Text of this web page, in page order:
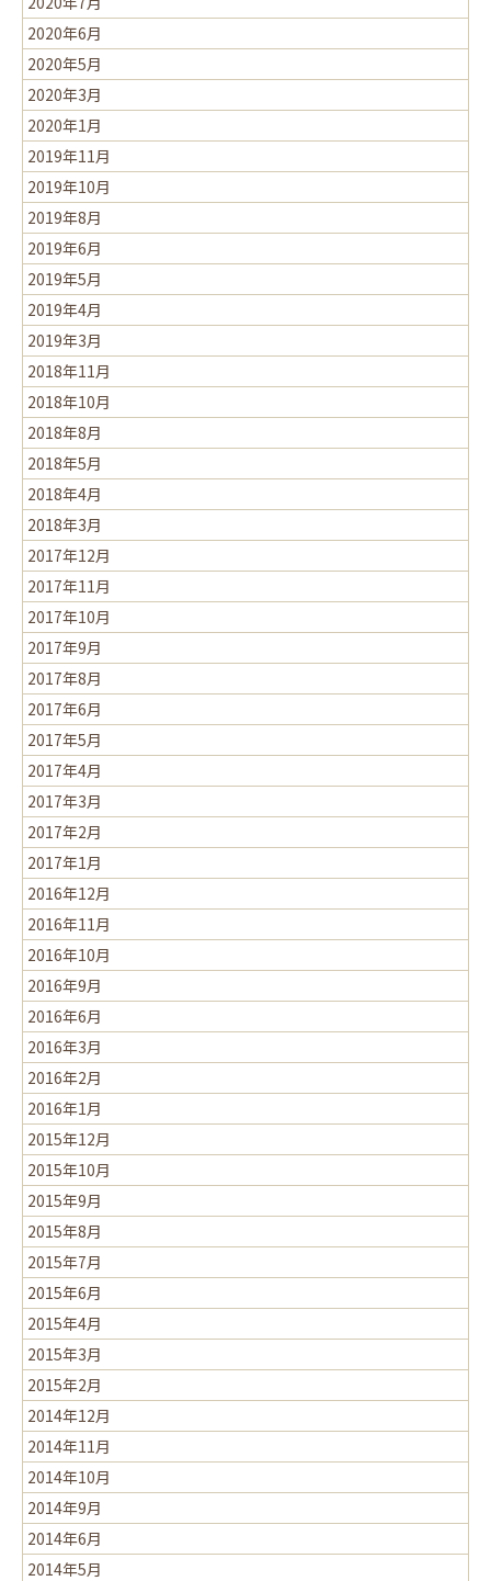
2020年6月
2020年5月
2020年3月
2020年1月
2019年11月
2019年10月
2019年8月
2019年6月
2019年5月
2019年4月
2019年3月
2018年11月
2018年10月
2018年8月
2018年5月
2018年4月
2018年3月
2017年12月
2017年11月
2017年10月
2017年9月
2017年8月
2017年6月
2017年5月
2017年4月
2017年3月
2017年2月
2017年1月
2016年12月
2016年11月
2016年10月
2016年9月
2016年6月
2016年3月
2016年2月
2016年1月
2015年12月
2015年10月
2015年9月
2015年8月
2015年7月
2015年6月
2015年4月
2015年3月
2015年2月
2014年12月
2014年11月
2014年10月
2014年9月
2014年6月
2014年5月